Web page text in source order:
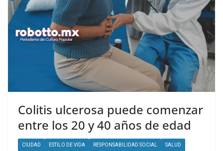
Colitis ulcerosa puede comenzar
entre los 20 y 40 años de edad
CIUDAD ESTILO DE VIDA RESPONSABILIDAD SOCIAL SALUD